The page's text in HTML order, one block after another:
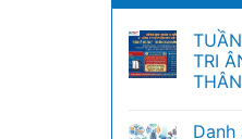
TRI
Danh